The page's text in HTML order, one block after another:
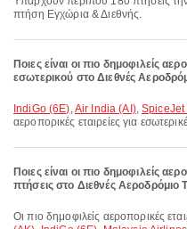
πτήση Εγχώρια & Διεθνής.
Ποιες είναι οι πιο δημοφιλείς
εσωτερικού στο Διεθνές
IndiGo (6E),Air India (AI),SpiceJet
αεροπορικές εταιρείες για
Ποιες είναι οι πιο δημοφιλείς
πτήσεις στο Διεθνές Αεροδρόμιο
Οι πιο δημοφιλείς αεροπορικές